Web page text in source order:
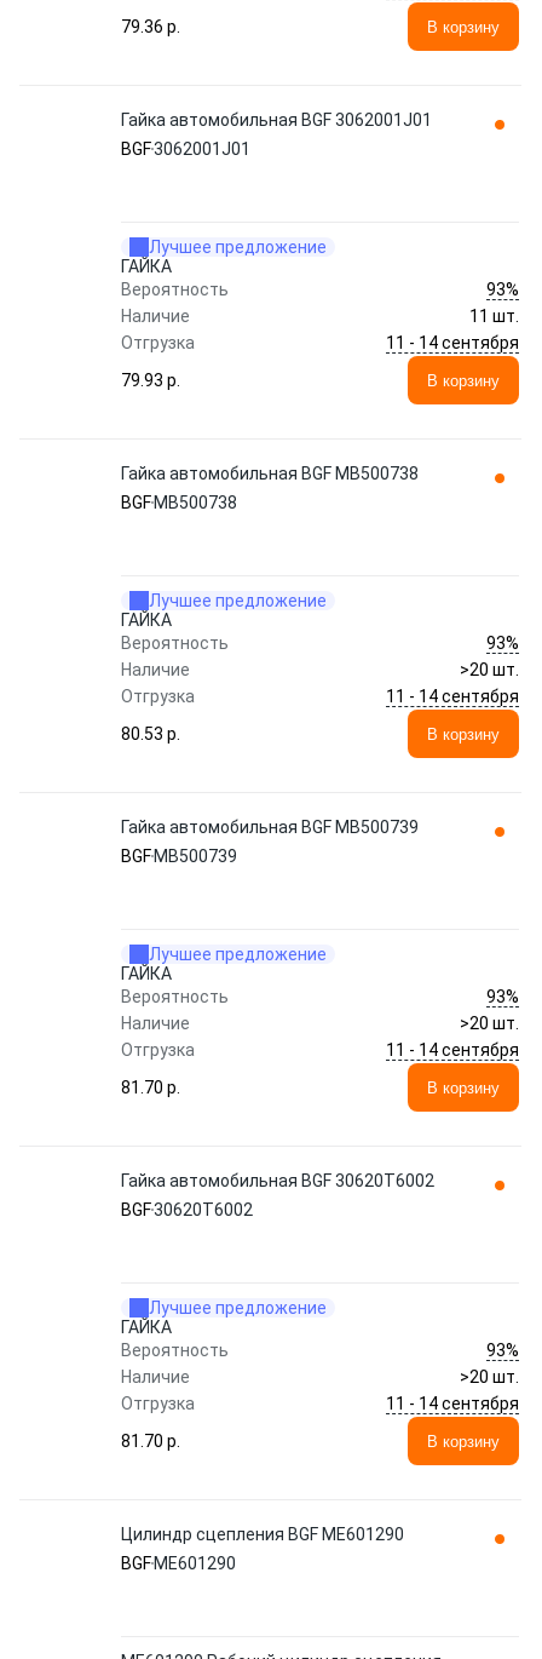
79.36 p.
В корзину
Гайка автомобильная BGF 3062001J01
BGF3062001J01
Лучшее предложение
ГАЙКА
Вероятность
93%
Наличие
11 шт.
Отгрузка
11 - 14 сентября
79.93 p.
В корзину
Гайка автомобильная BGF MB500738
BGF MB500738
Лучшее предложение
ГАЙКА
Вероятность
93%
Наличие
>20 шт.
Отгрузка
11 - 14 сентября
80.53 p.
В корзину
Гайка автомобильная BGF MB500739
BGF MB500739
Лучшее предложение
ГАЙКА
Вероятность
93%
Наличие
>20 шт.
Отгрузка
11 - 14 сентября
81.70 p.
В корзину
Гайка автомобильная BGF 30620T6002
BGF30620T6002
Лучшее предложение
ГАЙКА
Вероятность
93%
Наличие
>20 шт.
Отгрузка
11 - 14 сентября
81.70 p.
В корзину
Цилиндр сцепления BGF ME601290
BGF ME601290